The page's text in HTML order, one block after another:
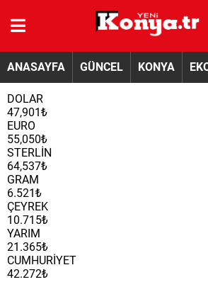
ANASAYFA GÜNCEL KONYA
DOLAR
47,901₺
EURO
55,050₺
STERLİN
64,537₺
GRAM
6.521₺
ÇEYREK
10.715₺
YARIM
21.365₺
CUMHURİYET
42.272₺